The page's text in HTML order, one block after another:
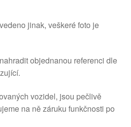
jinak, veškeré foto je
objednanou referenci dle
vozidel, jsou pečlivě
na ně záruku funkčnosti po